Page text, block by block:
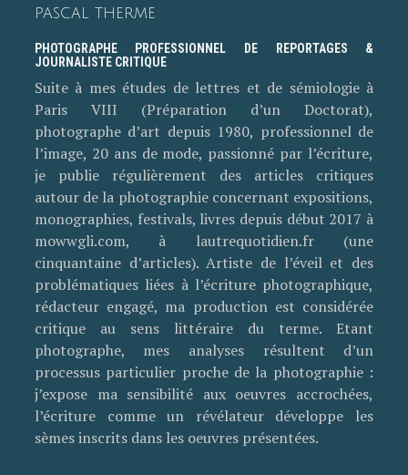
PASCAL THERME
PHOTOGRAPHE PROFESSIONNEL DE REPORTAGES &
JOURNALISTE CRITIQUE
Suite à mes études de lettres et de sémiologie à
Paris VIII (Préparation d’un Doctorat),
photographe d’art depuis 1980, professionnel de
l’image, 20 ans de mode, passionné par l’écriture,
je publie régulièrement des articles critiques
autour de la photographie concernant expositions,
monographies, festivals, livres depuis début 2017 à
mowwgli.com, à lautrequotidien.fr (une
cinquantaine d’articles). Artiste de l’éveil et des
problématiques liées à l’écriture photographique,
rédacteur engagé, ma production est considérée
critique au sens littéraire du terme. Etant
photographe, mes analyses résultent d’un
processus particulier proche de la photographie :
j’expose ma sensibilité aux oeuvres accrochées,
l’écriture comme un révélateur développe les
sèmes inscrits dans les oeuvres présentées.